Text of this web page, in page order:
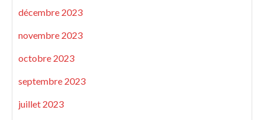
décembre 2023
novembre 2023
octobre 2023
septembre 2023
juillet 2023